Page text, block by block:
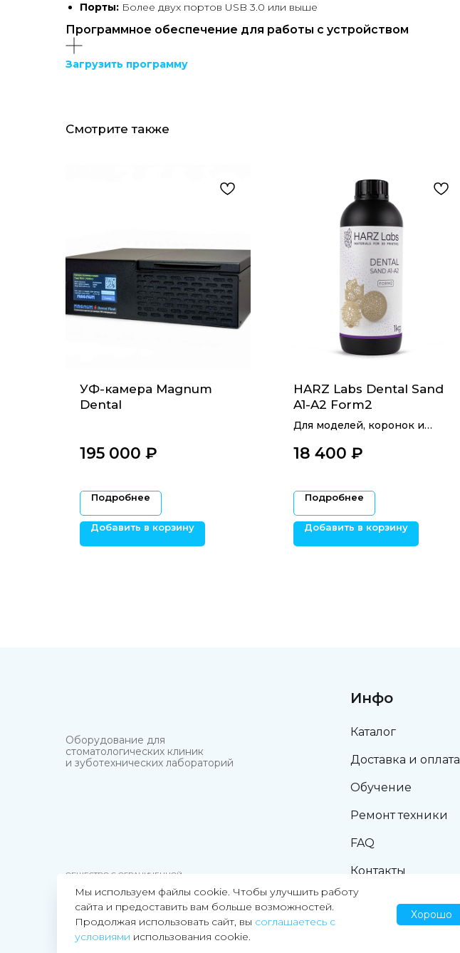
Мы используем файлы cookie. Чтобы улучшить работу
сайта и предоставить вам больше возможностей.
Продолжая использовать сайт, вы соглашаетесь с
условиями использования cookie.
Хорошо
Порты: Более двух портов USB 3.0 или выше
Программное обеспечение для работы с устройством
Загрузить программу
Смотрите также
УФ-камера Magnum
Dental
195 000 ₽‎
Подробнее
Добавить в корзину
HARZ Labs Dental Sand
A1-A2 Form2
Для моделей, коронок и
18 400 ₽‎
Подробнее
Добавить в корзину
Каталог
Доставка и оплата
Обучение
Ремонт техники
FAQ
Контакты
Инфо
Оборудование для
стоматологических клиник
и зуботехнических лабораторий
ОГРНИП 1234700033270
ИНН 4705106620
ОБЩЕСТВО С ОГРАНИЧЕННОЙ